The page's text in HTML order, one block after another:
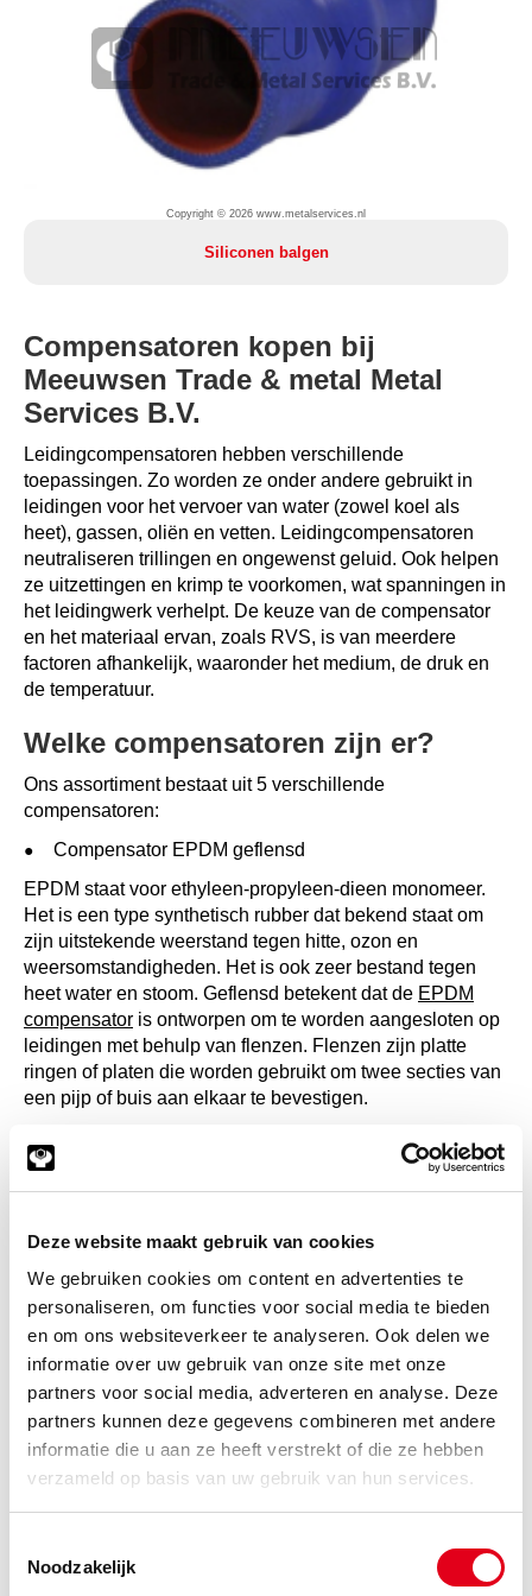
Deze website maakt gebruik van cookies
We gebruiken cookies om content en advertenties te
personaliseren, om functies voor social media te bieden
en om ons websiteverkeer te analyseren. Ook delen we
informatie over uw gebruik van onze site met onze
partners voor social media, adverteren en analyse. Deze
partners kunnen deze gegevens combineren met andere
informatie die u aan ze heeft verstrekt of die ze hebben
verzameld op basis van uw gebruik van hun services.
Noodzakelijk
Copyright © 2026 www.metalservices.nl
Siliconen balgen
Compensatoren kopen bij
Meeuwsen Trade & metal Metal
Services B.V.
Leidingcompensatoren hebben verschillende
toepassingen. Zo worden ze onder andere gebruikt in
leidingen voor het vervoer van water (zowel koel als
heet), gassen, oliën en vetten. Leidingcompensatoren
neutraliseren trillingen en ongewenst geluid. Ook helpen
ze uitzettingen en krimp te voorkomen, wat spanningen in
het leidingwerk verhelpt. De keuze van de compensator
en het materiaal ervan, zoals RVS, is van meerdere
factoren afhankelijk, waaronder het medium, de druk en
de temperatuur.
Welke compensatoren zijn er?
Ons assortiment bestaat uit 5 verschillende
compensatoren:
Compensator EPDM geflensd
EPDM staat voor ethyleen-propyleen-dieen monomeer.
Het is een type synthetisch rubber dat bekend staat om
zijn uitstekende weerstand tegen hitte, ozon en
weersomstandigheden. Het is ook zeer bestand tegen
heet water en stoom. Geflensd betekent dat de EPDM
compensator is ontworpen om te worden aangesloten op
leidingen met behulp van flenzen. Flenzen zijn platte
ringen of platen die worden gebruikt om twee secties van
een pijp of buis aan elkaar te bevestigen.
NBR staat voor nitril-butadieenrubber. Het is een soort
chemicaliën. Net als de EPDM compensator heeft de
NBR compensatoreen geflensde verbinding.
Compensator RVS geflensd
RVS staat voor roestvrij staal, een legering die bekend
staat om zijn corrosiebestendigheid. Ook deze RVS
compensator
heeft een geflensde verbinding.
Compensator RVS Buttweld
Gemaakt van roestvrij staal. Buttweld verwijst naar een
lasmethode waarbij de uiteinden van twee pijpen of
plaatsen en ze vervolgens te lassen. De
RVS Buttweld